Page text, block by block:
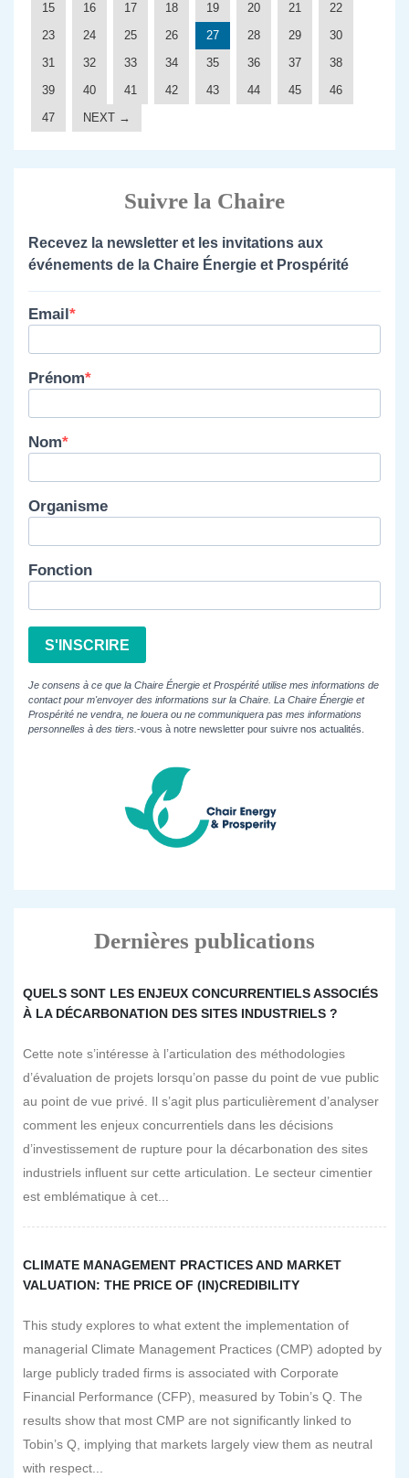
15
16 17 18 19 20 21
22
23
24 25 26 27 28 29
30
31
32 33 34 35 36 37
38
39
40 41 42 43 44 45
46
47
NEXT →
Suivre la Chaire
Recevez la newsletter et les invitations aux
événements de la Chaire Énergie et Prospérité
Email
Prénom
Nom
Organisme
Fonction
S'INSCRIRE
Je consens à ce que la Chaire Énergie et Prospérité utilise mes informations de
contact pour m'envoyer des informations sur la Chaire. La Chaire Énergie et
Prospérité ne vendra, ne louera ou ne communiquera pas mes informations
personnelles à des tiers. -vous à notre newsletter pour suivre nos actualités.
Dernières publications
QUELS SONT LES ENJEUX CONCURRENTIELS ASSOCIÉS
À LA DÉCARBONATION DES SITES INDUSTRIELS ?
Cette note s’intéresse à l’articulation des méthodologies
d’évaluation de projets lorsqu’on passe du point de vue public
au point de vue privé. Il s’agit plus particulièrement d’analyser
comment les enjeux concurrentiels dans les décisions
d’investissement de rupture pour la décarbonation des sites
industriels influent sur cette articulation. Le secteur cimentier
est emblématique à cet...
CLIMATE MANAGEMENT PRACTICES AND MARKET
VALUATION: THE PRICE OF (IN)CREDIBILITY
This study explores to what extent the implementation of
managerial Climate Management Practices (CMP) adopted by
large publicly traded firms is associated with Corporate
Financial Performance (CFP), measured by Tobin’s Q. The
results show that most CMP are not significantly linked to
Tobin’s Q, implying that markets largely view them as neutral
with respect...